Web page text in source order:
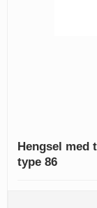
Hengsel med
type 86